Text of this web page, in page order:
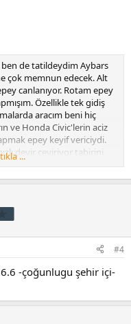
ben de tatildeydim Aybars
çok memnun edecek. Alt
canlanıyor. Rotam epey
Özellikle tek gidiş
aracım beni hiç
ve Honda Civic'lerin aciz
epey keyif vericiydi.
devir çeviriyor tabirini
uygun devirde çok iyi
artan trim sesleri. Onda da
Kompakt bir araç
9 saat araç kullandım,
o denli doğru bir tercih,
mekanlar.
Auto konumda
kullanım
...
#4
-çoğunlugu şehir içi-